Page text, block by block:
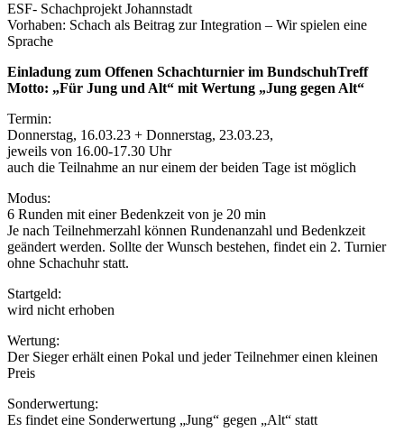
ESF- Schachprojekt Johannstadt
Vorhaben: Schach als Beitrag zur Integration – Wir spielen eine
Sprache
Einladung zum Offenen Schachturnier im BundschuhTreff
Motto: „Für Jung und Alt“ mit Wertung „Jung gegen Alt“
Termin:
Donnerstag, 16.03.23 + Donnerstag, 23.03.23,
jeweils von 16.00-17.30 Uhr
auch die Teilnahme an nur einem der beiden Tage ist möglich
Modus:
6 Runden mit einer Bedenkzeit von je 20 min
Je nach Teilnehmerzahl können Rundenanzahl und Bedenkzeit
geändert werden. Sollte der Wunsch bestehen, findet ein 2. Turnier
ohne Schachuhr statt.
Startgeld:
wird nicht erhoben
Wertung:
Der Sieger erhält einen Pokal und jeder Teilnehmer einen kleinen
Preis
Sonderwertung:
Es findet eine Sonderwertung „Jung“ gegen „Alt“ statt